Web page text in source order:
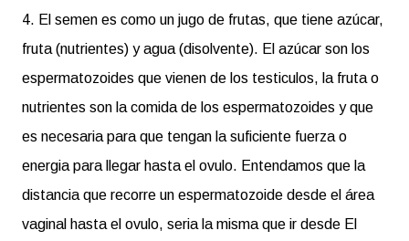
4. El semen es como un jugo de frutas, que tiene azúcar,
fruta (nutrientes) y agua (disolvente). El azúcar son los
espermatozoides que vienen de los testiculos, la fruta o
nutrientes son la comida de los espermatozoides y que
es necesaria para que tengan la suficiente fuerza o
energia para llegar hasta el ovulo. Entendamos que la
distancia que recorre un espermatozoide desde el área
vaginal hasta el ovulo, seria la misma que ir desde El